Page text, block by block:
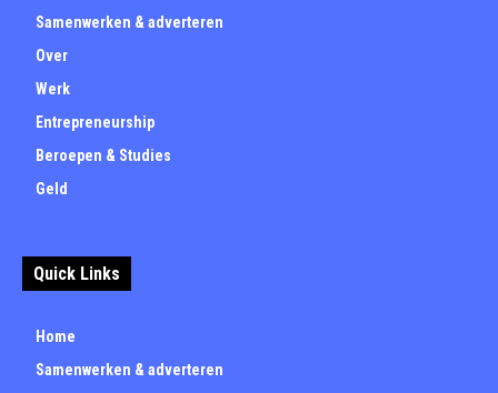
Samenwerken & adverteren
Over
Werk
Entrepreneurship
Beroepen & Studies
Geld
Quick Links
Home
Samenwerken & adverteren